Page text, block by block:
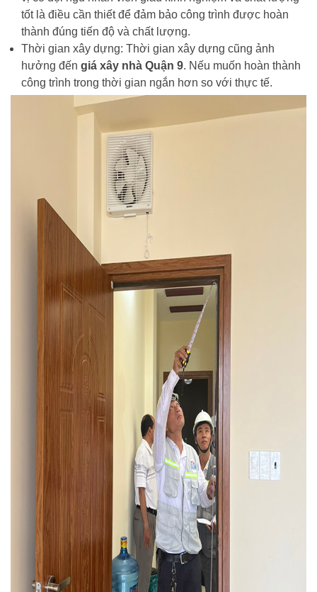
tốt là điều cần thiết để đảm bảo công trình được hoàn
thành đúng tiến độ và chất lượng.
Thời gian xây dựng: Thời gian xây dựng cũng ảnh
hưởng đến giá xây nhà Quận 9. Nếu muốn hoàn thành
công trình trong thời gian ngắn hơn so với thực tế.